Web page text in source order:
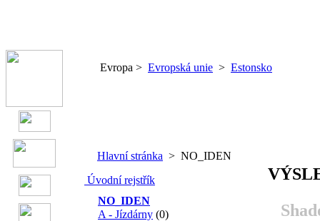
Evropa > Evropská unie > Estonsko
Hlavní stránka > NO_IDEN
Úvodní rejstřík
NO_IDEN
A - Jízdárny (0)